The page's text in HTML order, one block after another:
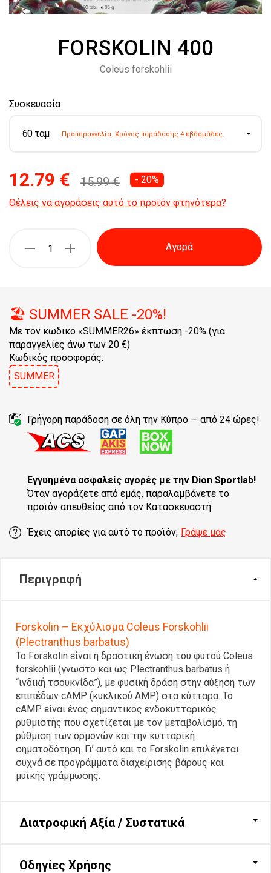
FORSKOLIN 400
Coleus forskohlii
Συσκευασία
60 ταμ. Προπαραγγελία. Χρόνος παράδοσης 4 εβδομάδες.
12.79 € 15.99 € - 20%
Θέλεις να αγοράσεις αυτό το προϊόν φτηνότερα?
Αγορά
🏖️ SUMMER SALE -20%!
Με τον κωδικό «SUMMER26» έκπτωση -20% (για
παραγγελίες άνω των 20 €)
Κωδικός προσφοράς:
SUMMER
Γρήγορη παράδοση σε όλη την Κύπρο — από 24 ώρες!
Εγγυημένα ασφαλείς αγορές με την Dion Sportlab!
Όταν αγοράζετε από εμάς, παραλαμβάνετε το
προϊόν απευθείας από τον Κατασκευαστή.
Έχεις απορίες για αυτό το προϊόν; Γράψε μας
Περιγραφή
Forskolin – Εκχύλισμα Coleus Forskohlii
(Plectranthus barbatus)
Το Forskolin είναι η δραστική ένωση του φυτού Coleus
forskohlii (γνωστό και ως Plectranthus barbatus ή
“ινδική τσουκνίδα”), με φυσική δράση στην αύξηση των
επιπέδων cAMP (κυκλικού AMP) στα κύτταρα. Το
cAMP είναι ένας σημαντικός ενδοκυτταρικός
ρυθμιστής που σχετίζεται με τον μεταβολισμό, τη
ρύθμιση των ορμονών και την κυτταρική
σηματοδότηση. Γι’ αυτό και το Forskolin επιλέγεται
συχνά σε προγράμματα διαχείρισης βάρους και
μυϊκής γράμμωσης.
Διατροφική Αξία / Συστατικά
Οδηγίες Χρήσης